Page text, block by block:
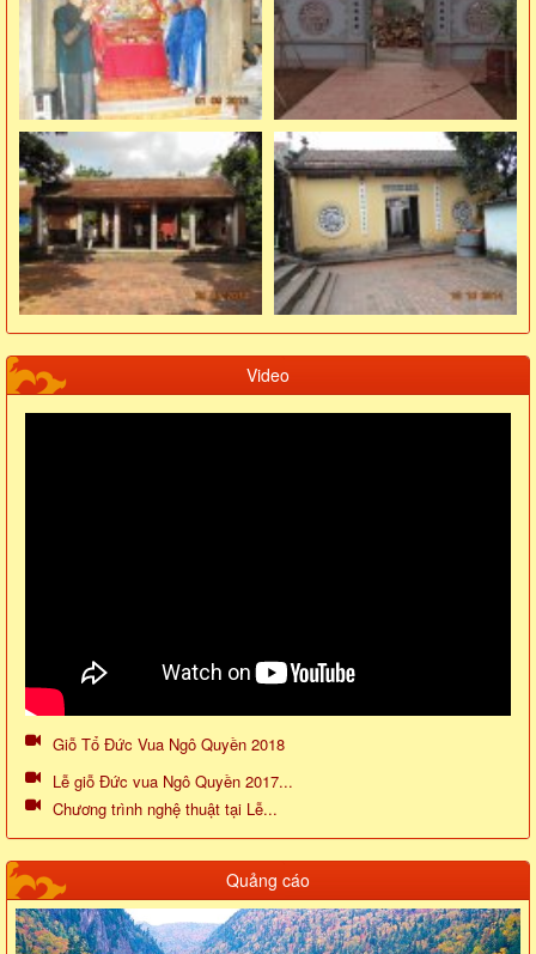
Video
Giỗ Tổ Đức Vua Ngô Quyền 2018
Lễ giỗ Đức vua Ngô Quyền 2017...
Chương trình nghệ thuật tại Lễ...
Quảng cáo